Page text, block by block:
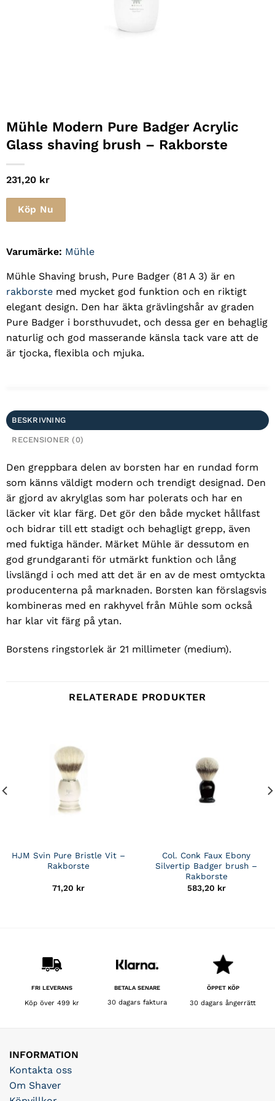
Mühle Modern Pure Badger Acrylic
Glass shaving brush – Rakborste
231,20 kr
Köp Nu
Varumärke: Mühle
Mühle Shaving brush, Pure Badger (81 A 3) är en
rakborstemed mycket god funktion och en riktigt
elegant design. Den har äkta grävlingshår av graden
Pure Badger i borsthuvudet, och dessa ger en behaglig
naturlig och god masserande känsla tack vare att de
är tjocka, flexibla och mjuka.
BESKRIVNING
RECENSIONER (0)
Den greppbara delen av borsten har en rundad form
som känns väldigt modern och trendigt designad. Den
är gjord av akrylglas som har polerats och har en
läcker vit klar färg. Det gör den både mycket hållfast
och bidrar till ett stadigt och behagligt grepp, även
med fuktiga händer. Märket Mühle är dessutom en
god grundgaranti för utmärkt funktion och lång
livslängd i och med att det är en av de mest omtyckta
producenterna på marknaden. Borsten kan förslagsvis
kombineras med en rakhyvel från Mühle som också
har klar vit färg på ytan.
Borstens ringstorlek är 21 millimeter (medium).
RELATERADE PRODUKTER
HJM Svin Pure Bristle Vit –
Rakborste
71,20 kr
Col. Conk Faux Ebony
Silvertip Badger brush –
Rakborste
583,20 kr
FRI LEVERANS
Köp över 499 kr
BETALA SENARE
30 dagars faktura
ÖPPET KÖP
30 dagars ångerrätt
INFORMATION
Kontakta oss
Om Shaver